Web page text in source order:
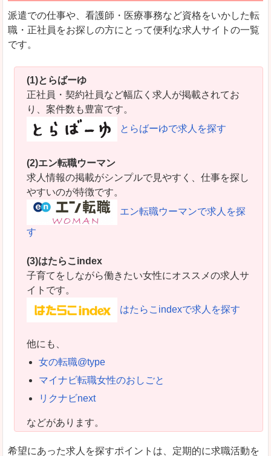
派遣での仕事や、看護師・医療事務など資格をいかした転
職・正社員をお探しの方にとって便利な求人サイトの一覧
です。
(1)とらばーゆ
正社員・契約社員など幅広く求人が掲載されてお
り、案件数も豊富です。
とらばーゆで求人を探す
(2)エン転職ウーマン
求人情報の掲載がシンプルで見やすく、仕事を探し
やすいのが特徴です。
エン転職ウーマンで求人を探
す
(3)はたらこindex
子育てをしながら働きたい女性にオススメの求人サ
イトです。
はたらこindexで求人を探す
他にも、
女の転職@type
マイナビ転職女性のおしごと
リクナビnext
などがあります。
希望にあった求人を探すポイントは、定期的に求職活動を